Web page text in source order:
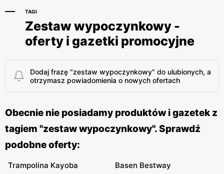
TAGI
Zestaw wypoczynkowy -
oferty i gazetki promocyjne
Dodaj frazę "zestaw wypoczynkowy" do ulubionych, a
otrzymasz powiadomienia o nowych ofertach
Obecnie nie posiadamy produktów i gazetek z
tagiem "zestaw wypoczynkowy". Sprawdź
podobne oferty:
Trampolina Kayoba
Basen Bestway